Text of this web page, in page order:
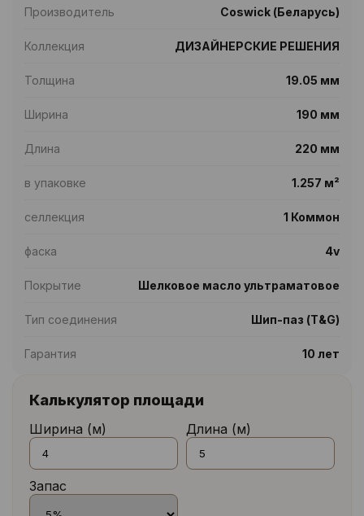
Производитель Coswick (Беларусь)
Коллекция ДИЗАЙНЕРСКИЕ РЕШЕНИЯ
Толщина 19.05 мм
Ширина 190 мм
Длина 220 мм
в упаковке 1.257 м²
селлекция 1 Коммон
фаска 4v
Покрытие Шелковое масло ультраматовое
Тип соединения Шип-паз (T&G)
Гарантия 10 лет
Калькулятор площади
Ширина (м) Длина (м)
Запас